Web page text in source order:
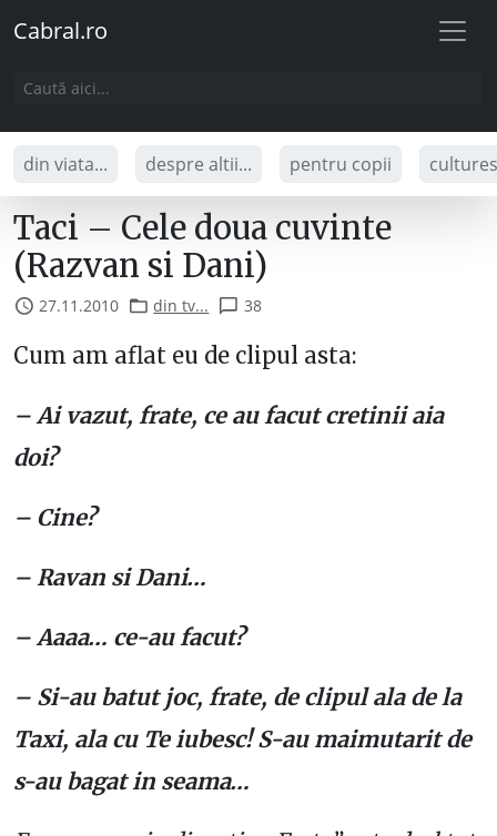
Cabral.ro
din viata... despre altii... pentru copii
Taci – Cele doua cuvinte
(Razvan si Dani)
27.11.2010 din tv... 38
Cum am aflat eu de clipul asta:
– Ai vazut, frate, ce au facut cretinii aia
doi?
– Cine?
– Ravan si Dani…
– Aaaa… ce-au facut?
– Si-au batut joc, frate, de clipul ala de la
Taxi, ala cu Te iubesc! S-au maimutarit de
s-au bagat in seama…